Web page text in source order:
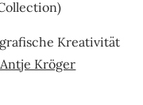
Kreativität
Kröger